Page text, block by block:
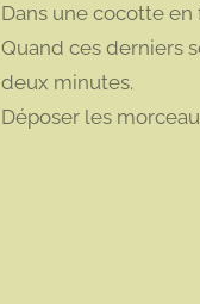
Dans une cocotte en
Quand ces derniers
deux minutes.
Déposer les